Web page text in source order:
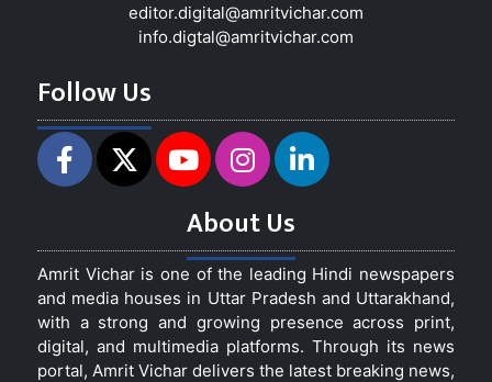
editor.digital@amritvichar.com
info.digtal@amritvichar.com
Follow Us
About Us
Amrit Vichar is one of the leading Hindi newspapers
and media houses in Uttar Pradesh and Uttarakhand,
with a strong and growing presence across print,
digital, and multimedia platforms. Through its news
portal, Amrit Vichar delivers the latest breaking news,